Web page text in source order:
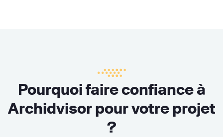
Pourquoi faire confiance à
Archidvisor pour votre projet
?